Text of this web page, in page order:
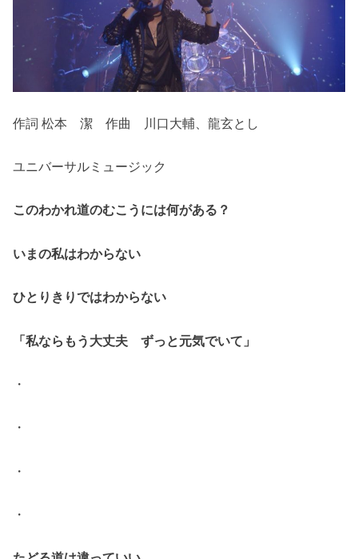
作詞 松本 潔 作曲 川口大輔、龍玄とし
ユニバーサルミュージック
このわかれ道のむこうには何がある？
いまの私はわからない
ひとりきりではわからない
「私ならもう大丈夫 ずっと元気でいて」
・
・
・
・